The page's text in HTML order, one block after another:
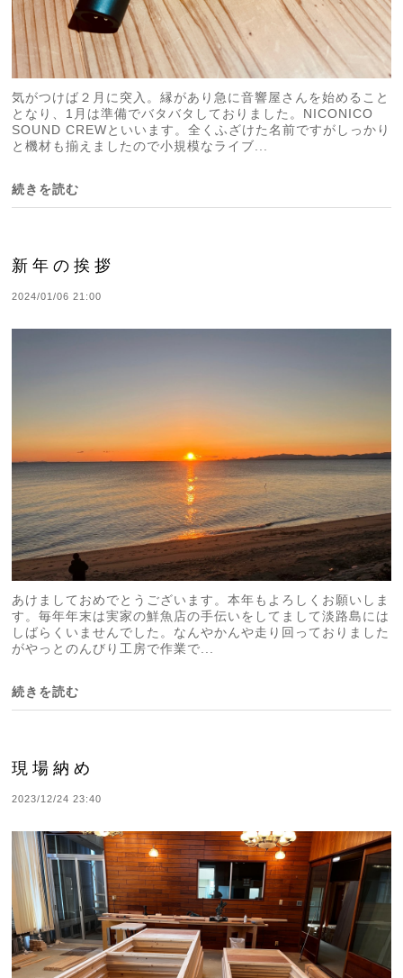
気がつけば２月に突入。縁があり急に音響屋さんを始めること
となり、1月は準備でバタバタしておりました。NICONICO
SOUND CREWといいます。全くふざけた名前ですがしっかり
と機材も揃えましたので小規模なライブ...
続きを読む
新年の挨拶
2024/01/06 21:00
あけましておめでとうございます。本年もよろしくお願いしま
す。毎年年末は実家の鮮魚店の手伝いをしてまして淡路島には
しばらくいませんでした。なんやかんや走り回っておりました
がやっとのんびり工房で作業で...
続きを読む
現場納め
2023/12/24 23:40